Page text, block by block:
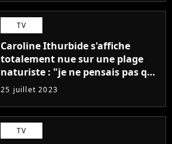
TV
Caroline Ithurbide s'affiche
totalement nue sur une plage
naturiste : "je ne pensais pas que
j'arriverais à le faire..."
25 juillet 2023
TV